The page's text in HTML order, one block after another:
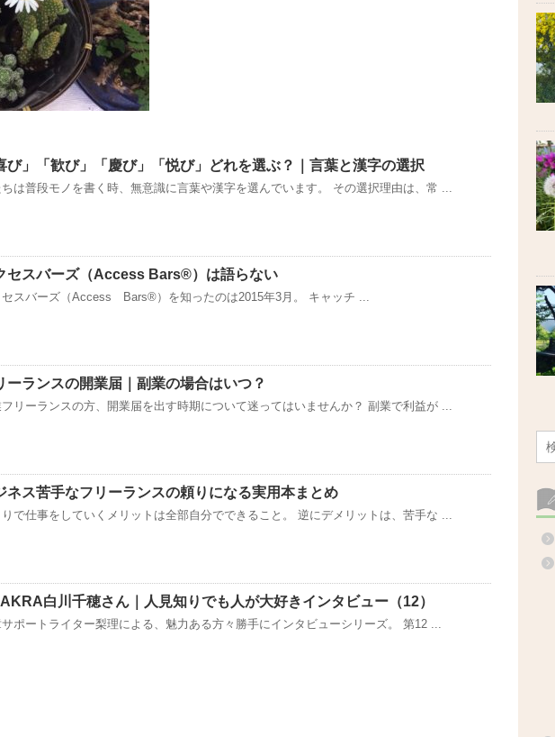
び」「歓び」「慶び」「悦び」どれを選ぶ？｜言葉と漢字の選択
は普段モノを書く時、無意識に言葉や漢字を選んでいます。 その選択理由は、常 ...
セスバーズ（Access Bars®）は語らない
セスバーズ（Access Bars®）を知ったのは2015年3月。 キャッチ ...
ーランスの開業届｜副業の場合はいつ？
リーランスの方、開業届を出す時期について迷ってはいませんか？ 副業で利益が ...
ネス苦手なフリーランスの頼りになる実用本まとめ
で仕事をしていくメリットは全部自分でできること。 逆にデメリットは、苦手な ...
白川千穂さん｜人見知りでも人が大好きインタビュー（12）
ポートライター梨理による、魅力ある方々勝手にインタビューシリーズ。 第12 ...